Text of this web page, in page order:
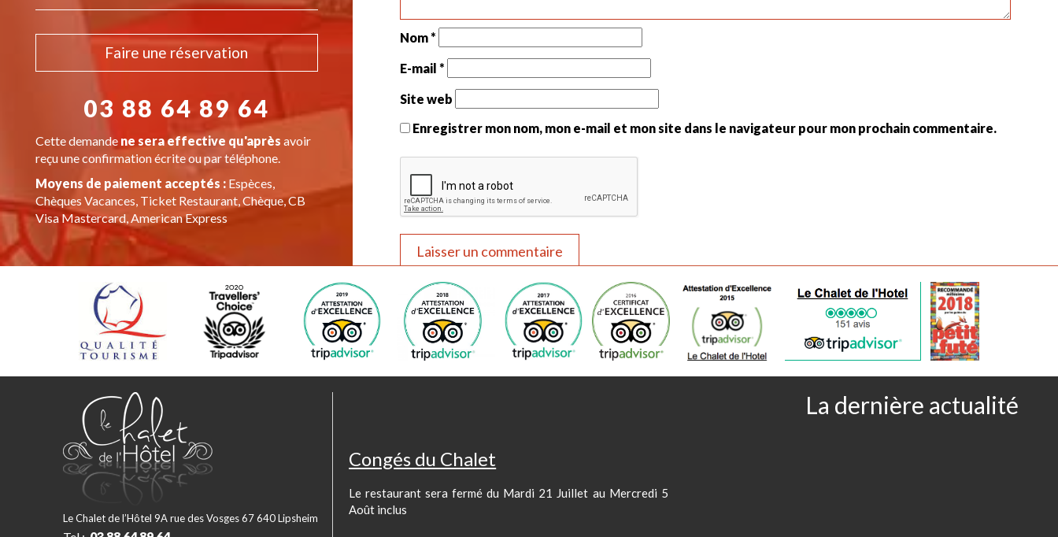
Nom*
E-mail*
Site web
Enregistrer mon nom, mon e-mail et mon site dans le navigateur pour mon prochain commentaire.
Faire une réservation
03 88 64 89 64
Cette demande ne sera effective qu'après avoir
reçu une confirmation écrite ou par téléphone.
Moyens de paiement acceptés :Espèces,
Chèques Vacances, Ticket Restaurant, Chèque, CB
Visa Mastercard, American Express
Le Chalet de l’Hôtel 9A rue des Vosges 67 640 Lipsheim
La dernière actualité
Congés du Chalet
Le restaurant sera fermé du Mardi 21 Juillet au Mercredi 5
Août inclus